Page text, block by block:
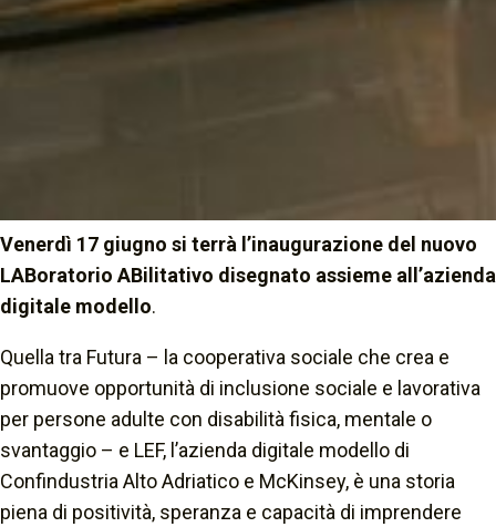
Venerdì 17 giugno si terrà l’inaugurazione del nuovo
LABoratorio ABilitativo disegnato assieme all’azienda
digitale modello.
Quella tra Futura – la cooperativa sociale che crea e
promuove opportunità di inclusione sociale e lavorativa
per persone adulte con disabilità fisica, mentale o
svantaggio – e LEF, l’azienda digitale modello di
Confindustria Alto Adriatico e McKinsey, è una storia
piena di positività, speranza e capacità di imprendere